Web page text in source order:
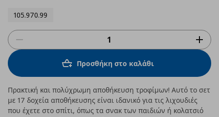
105.970.99
Προσθήκη στο καλάθι
Πρακτική και πολύχρωμη αποθήκευση τροφίμων! Αυτό το σετ
με 17 δοχεία αποθήκευσης είναι ιδανικό για τις λιχουδιές
που έχετε στο σπίτι, όπως τα σνακ των παιδιών ή κολατσιό